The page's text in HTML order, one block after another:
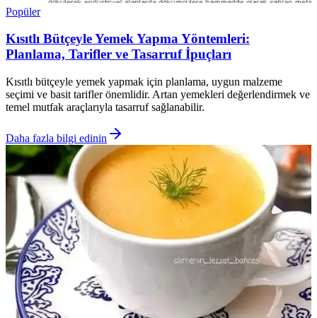
Popüler
Kısıtlı Bütçeyle Yemek Yapma Yöntemleri:
Planlama, Tarifler ve Tasarruf İpuçları
Kısıtlı bütçeyle yemek yapmak için planlama, uygun malzeme
seçimi ve basit tarifler önemlidir. Artan yemekleri değerlendirmek ve
temel mutfak araçlarıyla tasarruf sağlanabilir.
Daha fazla bilgi edinin